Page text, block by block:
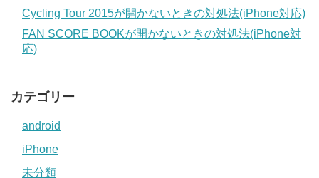
Cycling Tour 2015が開かないときの対処法(iPhone対応)
FAN SCORE BOOKが開かないときの対処法(iPhone対
応)
カテゴリー
android
iPhone
未分類